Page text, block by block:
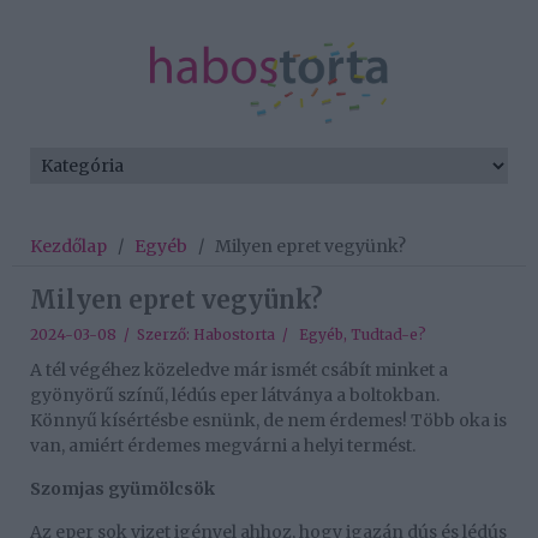
Kezdőlap / Egyéb / Milyen epret vegyünk?
Milyen epret vegyünk?
2024-03-08 / Szerző: Habostorta / Egyéb, Tudtad-e?
A tél végéhez közeledve már ismét csábít minket a
gyönyörű színű, lédús eper látványa a boltokban.
Könnyű kísértésbe esnünk, de nem érdemes! Több oka is
van, amiért érdemes megvárni a helyi termést.
Szomjas gyümölcsök
Az eper sok vizet igényel ahhoz, hogy igazán dús és lédús